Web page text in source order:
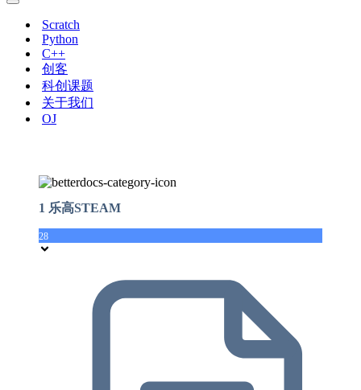
航
导
Scratch
Python
C++
创客
科创课题
关于我们
OJ
1 乐高STEAM
28